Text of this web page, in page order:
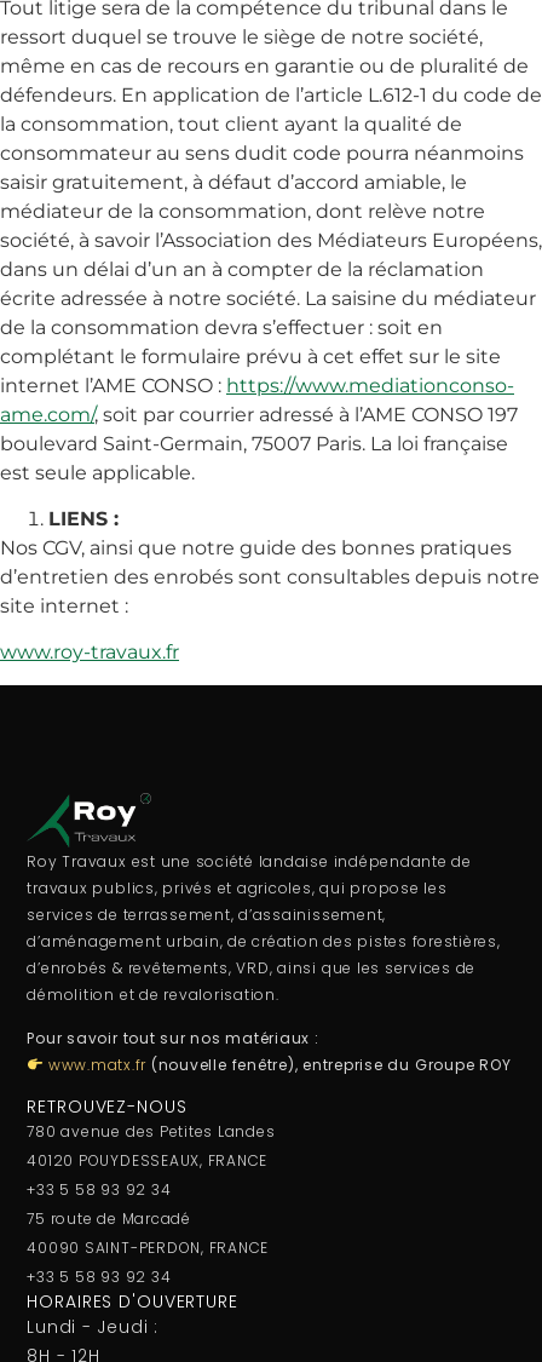
Tout litige sera de la compétence du tribunal dans le
ressort duquel se trouve le siège de notre société,
même en cas de recours en garantie ou de pluralité de
défendeurs. En application de l’article L.612-1 du code de
la consommation, tout client ayant la qualité de
consommateur au sens dudit code pourra néanmoins
saisir gratuitement, à défaut d’accord amiable, le
médiateur de la consommation, dont relève notre
société, à savoir l’Association des Médiateurs Européens,
dans un délai d’un an à compter de la réclamation
écrite adressée à notre société. La saisine du médiateur
de la consommation devra s’effectuer : soit en
complétant le formulaire prévu à cet effet sur le site
internet l’AME CONSO : https://www.mediationconso-
ame.com/, soit par courrier adressé à l’AME CONSO 197
boulevard Saint-Germain, 75007 Paris. La loi française
est seule applicable.
LIENS :
Nos CGV, ainsi que notre guide des bonnes pratiques
d’entretien des enrobés sont consultables depuis notre
site internet :
www.roy-travaux.fr
Roy Travaux est une société landaise indépendante de
travaux publics, privés et agricoles, qui propose les
services de terrassement, d’assainissement,
d’aménagement urbain, de création des pistes forestières,
d’enrobés & revêtements, VRD, ainsi que les services de
démolition et de revalorisation.
Pour savoir tout sur nos matériaux :
www.matx.fr (nouvelle fenêtre), entreprise du Groupe ROY
RETROUVEZ-NOUS
780 avenue des Petites Landes
40120 POUYDESSEAUX, FRANCE
+33 5 58 93 92 34
75 route de Marcadé
40090 SAINT-PERDON, FRANCE
+33 5 58 93 92 34
HORAIRES D'OUVERTURE
Lundi - Jeudi :
8H - 12H